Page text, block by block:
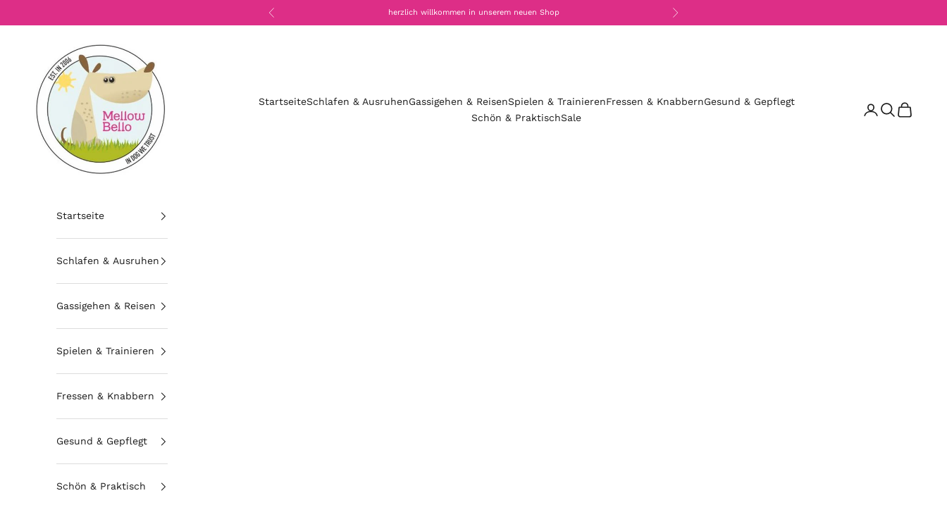
Zurück herzlich willkommen in unserem neuen Shop Vor
Mellow Bello
StartseiteSchlafen & AusruhenGassigehen & ReisenSpielen & TrainierenFressen & KnabbernGesund & Gepflegt
Schön & PraktischSale
SuchenWarenkorb
Startseite
Schlafen & Ausruhen
Gassigehen & Reisen
Spielen & Trainieren
Fressen & Knabbern
Gesund & Gepflegt
Schön & Praktisch